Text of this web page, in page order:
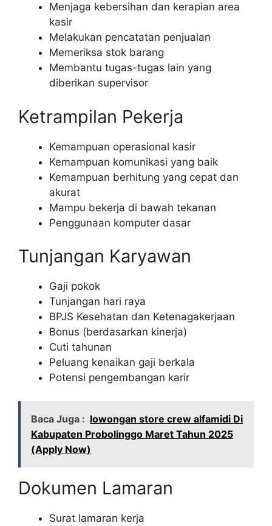
Menjaga kebersihan dan kerapian area
kasir
Melakukan pencatatan penjualan
Memeriksa stok barang
Membantu tugas-tugas lain yang
diberikan supervisor
Ketrampilan Pekerja
Kemampuan operasional kasir
Kemampuan komunikasi yang baik
Kemampuan berhitung yang cepat dan
akurat
Mampu bekerja di bawah tekanan
Penggunaan komputer dasar
Tunjangan Karyawan
Gaji pokok
Tunjangan hari raya
BPJS Kesehatan dan Ketenagakerjaan
Bonus (berdasarkan kinerja)
Cuti tahunan
Peluang kenaikan gaji berkala
Potensi pengembangan karir
Baca Juga : lowongan store crew alfamidi Di
Kabupaten Probolinggo Maret Tahun 2025
(Apply Now)
Dokumen Lamaran
Surat lamaran kerja